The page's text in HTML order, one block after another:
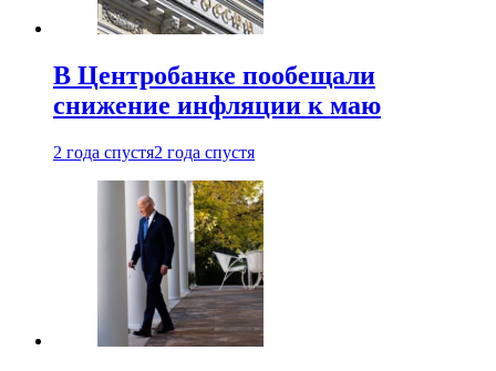
В Центробанке пообещали
снижение инфляции к маю
2 года спустя2 года спустя